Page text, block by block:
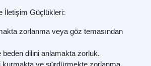
İletişim Güçlükleri:
zorlanma veya göz temasından
beden dilini anlamakta zorluk.
kurmakta ve sürdürmekte zorlanma.